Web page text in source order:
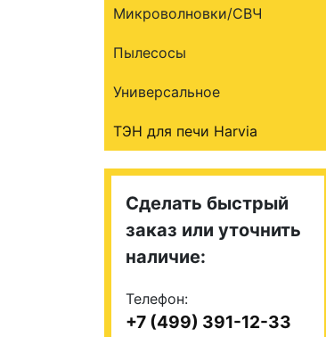
Микроволновки/СВЧ
Пылесосы
Универсальное
ТЭН для печи Harvia
Сделать быстрый
заказ или уточнить
наличие:
Телефон:
+7 (499) 391-12-33